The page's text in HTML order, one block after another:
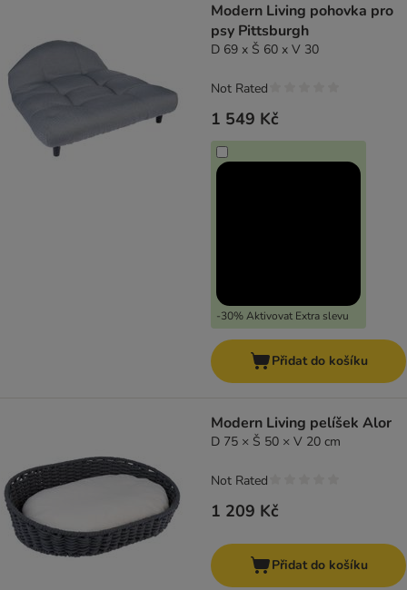
Modern Living pohovka pro
psy Pittsburgh
D 69 x Š 60 x V 30
1 549 Kč
-30% Aktivovat Extra slevu
Not Rated
Přidat do košíku
Modern Living pelíšek Alor
D 75 × Š 50 × V 20 cm
1 209 Kč
Not Rated
Přidat do košíku